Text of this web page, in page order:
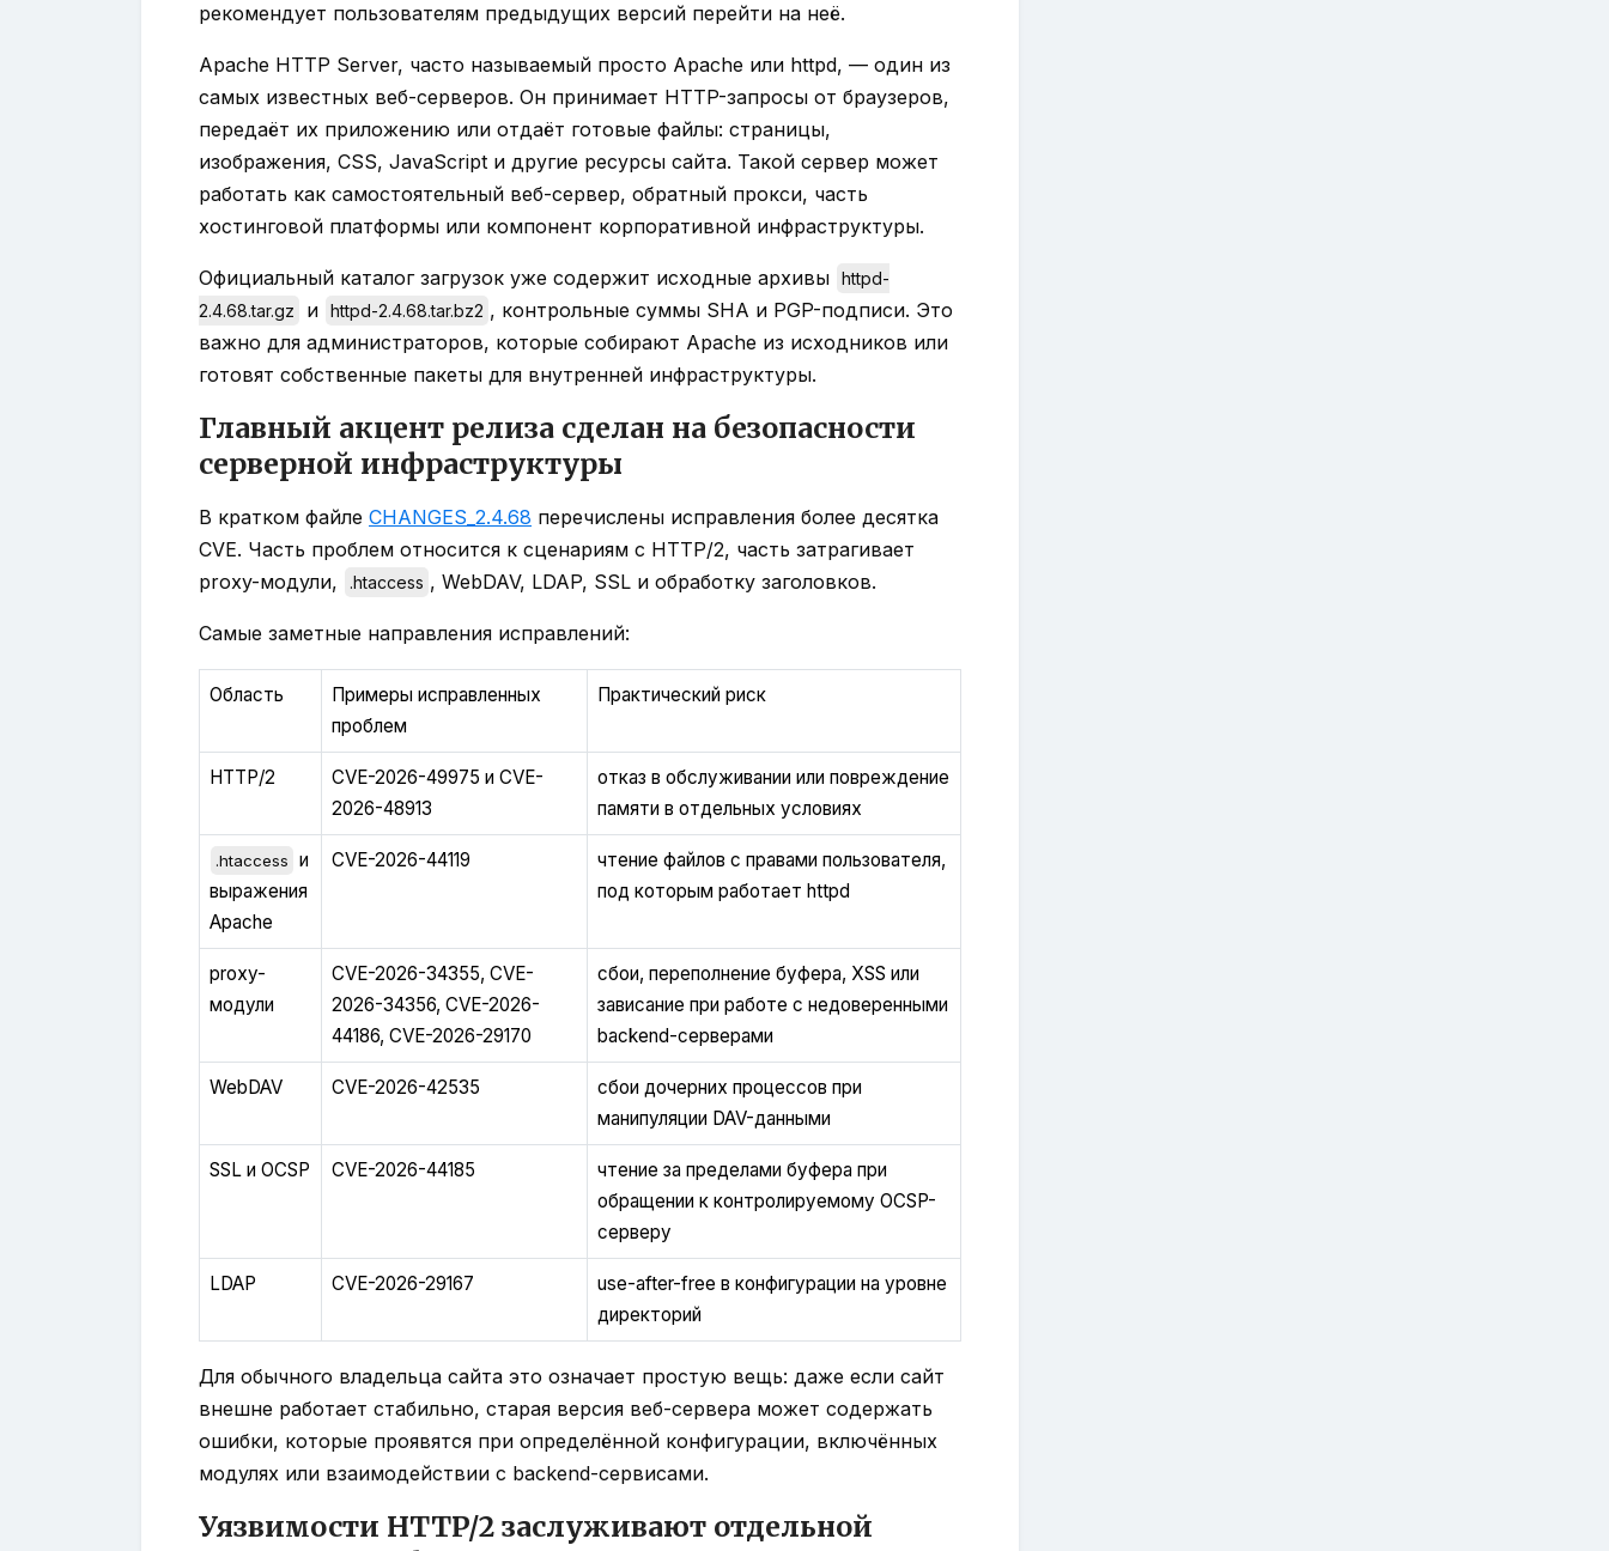
рекомендует пользователям предыдущих версий перейти на неё.
Apache HTTP Server, часто называемый просто Apache или httpd, — один из
самых известных веб-серверов. Он принимает HTTP-запросы от браузеров,
передаёт их приложению или отдаёт готовые файлы: страницы,
изображения, CSS, JavaScript и другие ресурсы сайта. Такой сервер может
работать как самостоятельный веб-сервер, обратный прокси, часть
хостинговой платформы или компонент корпоративной инфраструктуры.
Официальный каталог загрузок уже содержит исходные архивы httpd-
2.4.68.tar.gz
и httpd-2.4.68.tar.bz2 , контрольные суммы SHA и PGP-подписи. Это
важно для администраторов, которые собирают Apache из исходников или
готовят собственные пакеты для внутренней инфраструктуры.
Главный акцент релиза сделан на безопасности
серверной инфраструктуры
В кратком файле CHANGES_2.4.68 перечислены исправления более десятка
CVE. Часть проблем относится к сценариям с HTTP/2, часть затрагивает
proxy-модули,
.htaccess , WebDAV, LDAP, SSL и обработку заголовков.
Самые заметные направления исправлений:
Область
Примеры исправленных
проблем
Практический риск
HTTP/2
CVE-2026-49975 и CVE-
2026-48913
отказ в обслуживании или повреждение
памяти в отдельных условиях
.htaccess
и
выражения
Apache
CVE-2026-44119
чтение файлов с правами пользователя,
под которым работает httpd
proxy-
модули
CVE-2026-34355, CVE-
2026-34356, CVE-2026-
44186, CVE-2026-29170
сбои, переполнение буфера, XSS или
зависание при работе с недоверенными
backend-серверами
WebDAV CVE-2026-42535
сбои дочерних процессов при
манипуляции DAV-данными
SSL и OCSP CVE-2026-44185
чтение за пределами буфера при
обращении к контролируемому OCSP-
серверу
LDAP CVE-2026-29167
use-after-free в конфигурации на уровне
директорий
Для обычного владельца сайта это означает простую вещь: даже если сайт
внешне работает стабильно, старая версия веб-сервера может содержать
ошибки, которые проявятся при определённой конфигурации, включённых
модулях или взаимодействии с backend-сервисами.
Уязвимости HTTP/2 заслуживают отдельной